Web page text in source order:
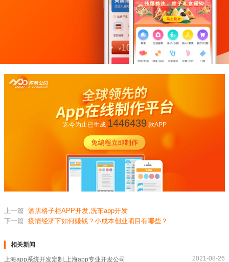
迄今为止已生成 1446439款APP
上一篇 酒店格子柜APP开发,洗车app开发
下一篇 疫情经济下如何赚钱？小成本创业项目有哪些？
相关新闻
上海app系统开发定制,上海app专业开发公司 2021-08-26